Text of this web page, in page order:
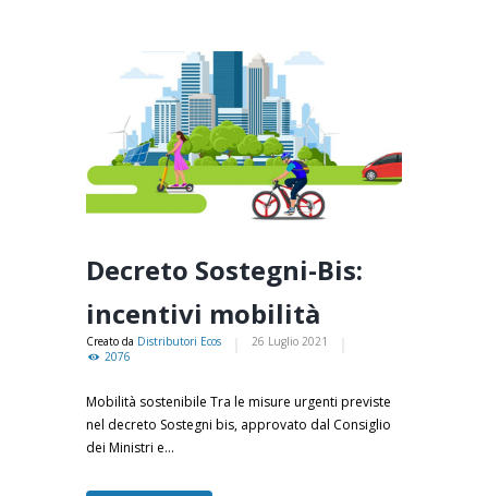
Decreto Sostegni-Bis:
incentivi mobilità
Creato da Distributori Ecos
26 Luglio 2021
2076
Mobilità sostenibile Tra le misure urgenti previste
nel decreto Sostegni bis, approvato dal Consiglio
dei Ministri e...